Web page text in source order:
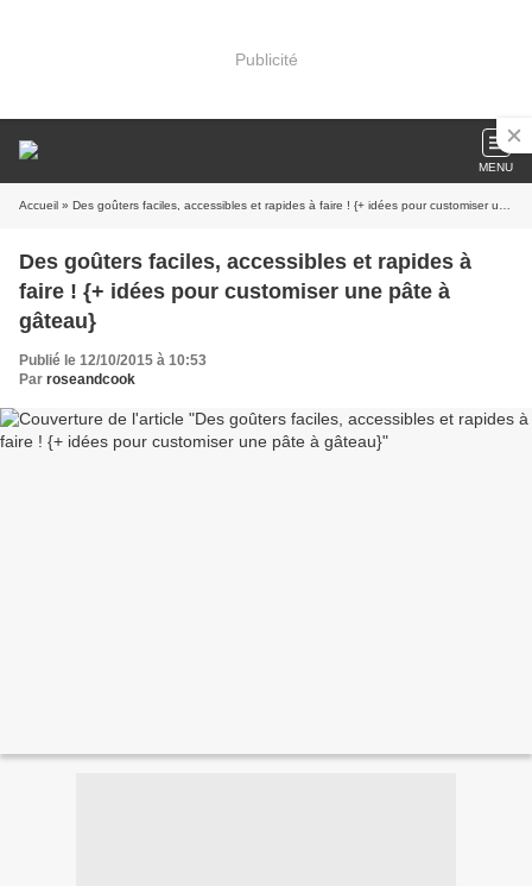
Publicité
MENU
Accueil » Des goûters faciles, accessibles et rapides à faire ! {+ idées pour customiser une pâte à gâteau}
Des goûters faciles, accessibles et rapides à
faire ! {+ idées pour customiser une pâte à
gâteau}
Publié le 12/10/2015 à 10:53
Par roseandcook